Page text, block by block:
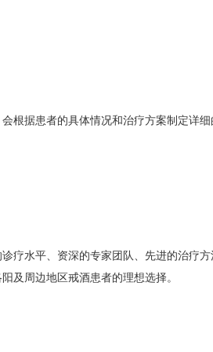
根据患者的具体情况和治疗方案制定详
疗水平、资深的专家团队、先进的治疗
及周边地区戒酒患者的理想选择。